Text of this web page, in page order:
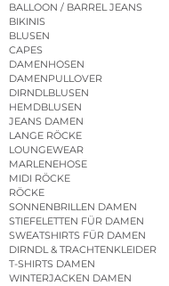
BALLOON / BARREL JEANS
BIKINIS
BLUSEN
CAPES
DAMENHOSEN
DAMENPULLOVER
DIRNDLBLUSEN
HEMDBLUSEN
JEANS DAMEN
LANGE RÖCKE
LOUNGEWEAR
MARLENEHOSE
MIDI RÖCKE
RÖCKE
SONNENBRILLEN DAMEN
STIEFELETTEN FÜR DAMEN
SWEATSHIRTS FÜR DAMEN
DIRNDL & TRACHTENKLEIDER
T-SHIRTS DAMEN
WINTERJACKEN DAMEN